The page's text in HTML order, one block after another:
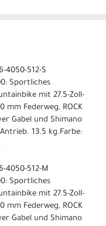
4050-512-S
Sportliches
mit 27.5-Zoll-
mm Federweg, ROCK
Gabel und Shimano
13.5 kg.Farbe:
4050-512-M
Sportliches
mit 27.5-Zoll-
mm Federweg, ROCK
Gabel und Shimano